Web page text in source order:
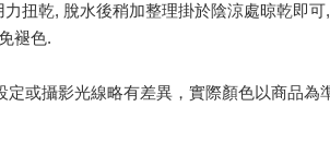
扭乾, 脫水後稍加整理掛於陰涼處晾乾即
褪色.
或攝影光線略有差異，實際顏色以商品為